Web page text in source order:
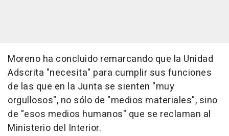
Moreno ha concluido remarcando que la Unidad
Adscrita "necesita" para cumplir sus funciones
de las que en la Junta se sienten "muy
orgullosos", no sólo de "medios materiales", sino
de "esos medios humanos" que se reclaman al
Ministerio del Interior.